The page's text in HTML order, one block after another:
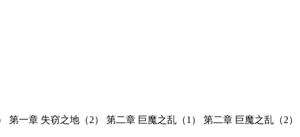
第一章 失窃之地（2） 第二章 巨魔之乱（1） 第二章 巨魔之乱（2